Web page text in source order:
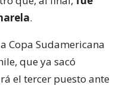
.
Copa Sudamericana
que ya sacó
el tercer puesto ante